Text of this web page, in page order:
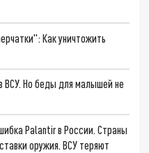
Как уничтожить
ВСУ. Но беды для малышей не
Palantir в России. Страны
оружия. ВСУ теряют